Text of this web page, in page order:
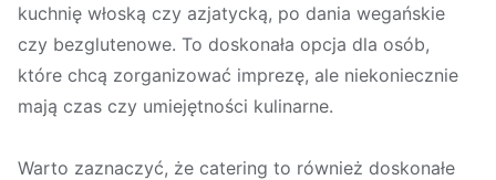
kuchnię włoską czy azjatycką, po dania wegańskie
czy bezglutenowe. To doskonała opcja dla osób,
które chcą zorganizować imprezę, ale niekoniecznie
mają czas czy umiejętności kulinarne.
Warto zaznaczyć, że catering to również doskonałe